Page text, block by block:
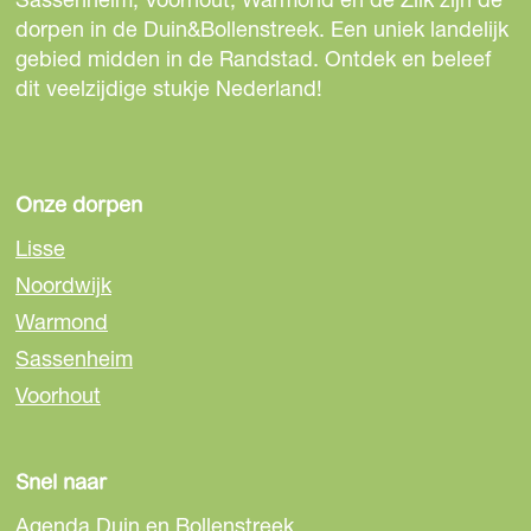
z
e
p
n
a
o
p
F
a
c
e
o
z
e
p
n
o
p
e
-
m
a
z
e
p
n
p
W
h
A
dorpen in de Duin&Bollenstreek. Een uniek landelijk
gebied midden in de Randstad. Ontdek en beleef
dit veelzijdige stukje Nederland!
Onze dorpen
Lisse
Noordwijk
Warmond
Sassenheim
Voorhout
Snel naar
Agenda Duin en Bollenstreek